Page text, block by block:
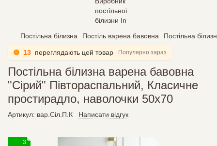
Постільна білизна Постіль варена бавовна Постільна
13 переглядають цей товар Популярно зараз
Постільна білизна варена бавовна
"Сірий" Півтораспальний, Класичне
простирадло, наволочки 50х70
Артикул: вар.Сіл.П.К Написати відгук
3